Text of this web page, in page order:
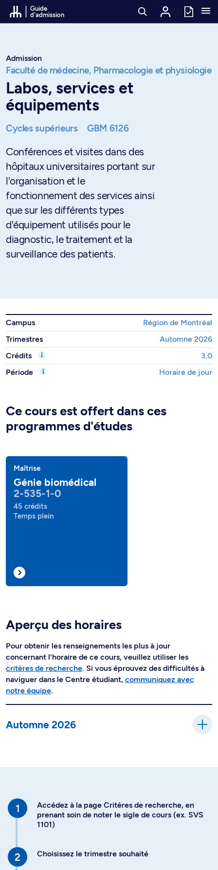
Passer au contenu
Guide
d'admission
Admission
Faculté de médecine, Pharmacologie et physiologie
Labos, services et
équipements
Cycles supérieurs GBM 6126
Conférences et visites dans des
hôpitaux universitaires portant sur
l'organisation et le
fonctionnement des services ainsi
que sur les différents types
d'équipement utilisés pour le
diagnostic, le traitement et la
surveillance des patients.
Campus
Région de Montréal
Trimestres
Automne 2026
Crédits
3.0
Période
Horaire de jour
Ce cours est offert dans ces
programmes d'études
Maîtrise
Génie biomédical
2-535-1-0
45 crédits
Temps plein
Aperçu des horaires
Pour obtenir les renseignements les plus à jour
concernant l'horaire de ce cours, veuillez utiliser les
critères de recherche. Si vous éprouvez des difficultés à
naviguer dans le Centre étudiant, communiquez avec
notre équipe.
Automne 2026
Accédez à la page Critères de recherche, en
prenant soin de noter le sigle de cours (ex. SVS
1101)
Choisissez le trimestre souhaité